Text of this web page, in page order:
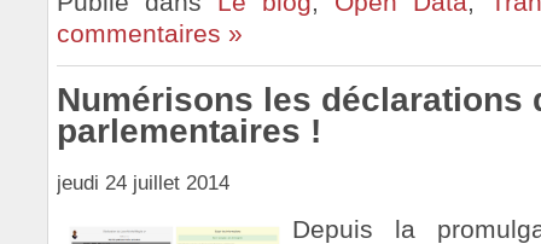
commentaires »
Numérisons les déclarations
parlementaires !
jeudi 24 juillet 2014
Depuis la